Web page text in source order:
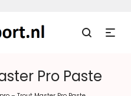
Pro Paste